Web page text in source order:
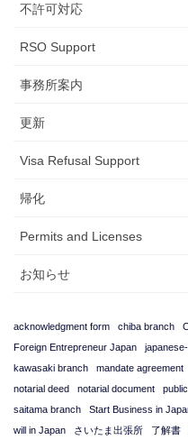
不許可対応
RSO Support
事務所案内
更新
Visa Refusal Support
帰化
Permits and Licenses
お知らせ
acknowledgment form chiba branch
Foreign Entrepreneur Japan
kawasaki branch
mandate agreement
notarial deed
notarial document
saitama branch
Start Business in
will in Japan
さいたま出張所 了解書